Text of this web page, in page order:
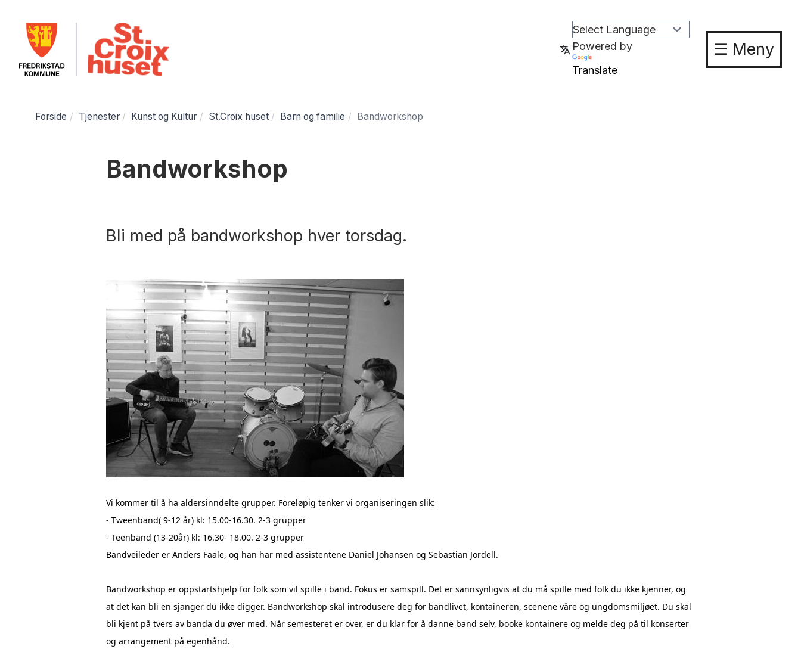
Powered by
Translate
☰ Meny
Forside Tjenester Kunst og Kultur St.Croix huset Barn og familie Bandworkshop
Bandworkshop
Bli med på bandworkshop hver torsdag.
Vi kommer til å ha aldersinndelte grupper. Foreløpig tenker vi organiseringen slik:
- Tweenband( 9-12 år) kl: 15.00-16.30. 2-3 grupper
- Teenband (13-20år) kl: 16.30- 18.00. 2-3 grupper
Bandveileder er Anders Faale, og han har med assistentene Daniel Johansen og Sebastian Jordell.
Bandworkshop er oppstartshjelp for folk som vil spille i band. Fokus er samspill. Det er sannsynligvis at du må spille med folk du ikke kjenner, og
at det kan bli en sjanger du ikke digger. Bandworkshop skal introdusere deg for bandlivet, kontaineren, scenene våre og ungdomsmiljøet. Du skal
bli kjent på tvers av banda du øver med. Når semesteret er over, er du klar for å danne band selv, booke kontainere og melde deg på til konserter
og arrangement på egenhånd.